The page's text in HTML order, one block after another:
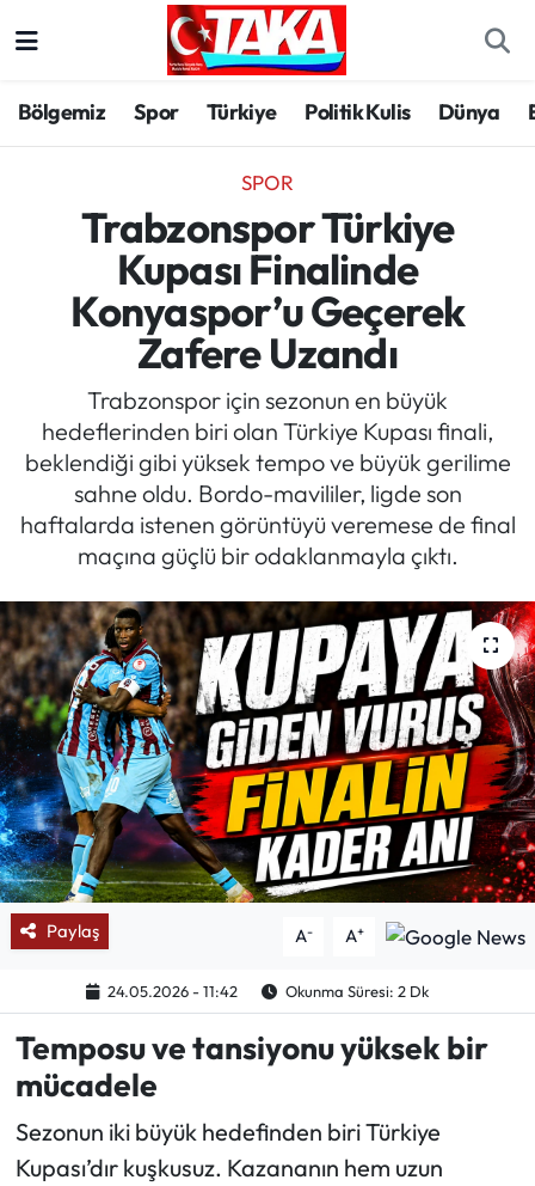
Bölgemiz Spor Türkiye Politik Kulis Dünya
SPOR
Trabzonspor Türkiye
Kupası Finalinde
Konyaspor’u Geçerek
Zafere Uzandı
Trabzonspor için sezonun en büyük
hedeflerinden biri olan Türkiye Kupası finali,
beklendiği gibi yüksek tempo ve büyük gerilime
sahne oldu. Bordo-mavililer, ligde son
haftalarda istenen görüntüyü veremese de final
maçına güçlü bir odaklanmayla çıktı.
Paylaş A- A+
24.05.2026 - 11:42 Okunma Süresi: 2 Dk
Temposu ve tansiyonu yüksek bir
mücadele
Sezonun iki büyük hedefinden biri Türkiye
Kupası’dır kuşkusuz. Kazananın hem uzun
Spor
Türkiye
Kültür/Sanat
Politika
Politik Kulis
Dünya
Magazin
Mektup Galeri
Röportaj
Manşet
Köşe Yazıları
Karikatür Galeri
BIK
ASTROLOJİ
Spor Yazıları
Mektup Galeri
Ekonomi
Trabzon Hava Durumu
Trabzon Trafik Yoğunluk Haritası
Süper Lig Puan Durumu ve Fikstür
Tüm Manşetler
Son Dakika Haberleri
Haber Arşivi